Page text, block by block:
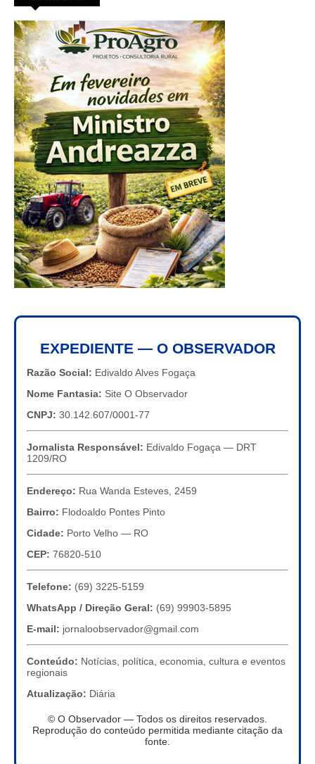
EXPEDIENTE — O OBSERVADOR
Razão Social: Edivaldo Alves Fogaça
Nome Fantasia: Site O Observador
CNPJ: 30.142.607/0001-77
Jornalista Responsável: Edivaldo Fogaça — DRT
1209/RO
Endereço: Rua Wanda Esteves, 2459
Bairro: Flodoaldo Pontes Pinto
Cidade: Porto Velho — RO
CEP: 76820-510
Telefone: (69) 3225-5159
WhatsApp / Direção Geral: (69) 99903-5895
E-mail: jornaloobservador@gmail.com
Conteúdo: Notícias, política, economia, cultura e eventos
regionais
Atualização: Diária
© O Observador — Todos os direitos reservados.
Reprodução do conteúdo permitida mediante citação da
fonte.